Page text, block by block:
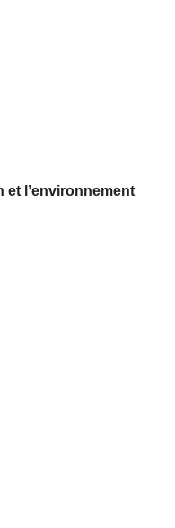
et l’environnement